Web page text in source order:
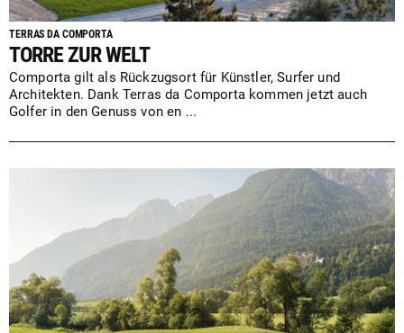
TERRAS DA COMPORTA
TORRE ZUR WELT
Comporta gilt als Rückzugsort für Künstler, Surfer und
Architekten. Dank Terras da Comporta kommen jetzt auch
Golfer in den Genuss von en ...